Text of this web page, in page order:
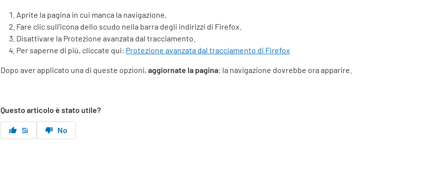
Aprite la pagina in cui manca la navigazione.
Fare clic sull'icona dello scudo nella barra degli indirizzi di Firefox.
Disattivare la Protezione avanzata dal tracciamento.
Per saperne di più, cliccate qui: Protezione avanzata dal tracciamento di Firefox
Dopo aver applicato una di queste opzioni, aggiornate la pagina: la navigazione dovrebbe ora apparire.
Questo articolo è stato utile?
Sì No​